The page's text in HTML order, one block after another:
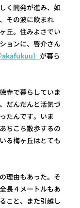
く開発が進み、如
その波に飲まれ
丘。住みよさでい
ョンに、啓介さん
akafukuu） が暮ら
寺で暮らしていま
だんだんと活気づ
たんです。いま
ちこち散歩するの
る梅ヶ丘はとても
理由もあった。そ
長４メートルもあ
こと、また引越し